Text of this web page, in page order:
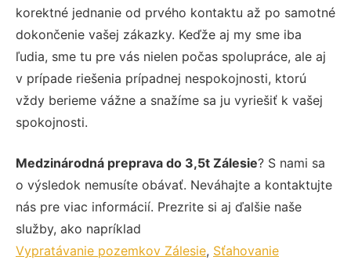
korektné jednanie od prvého kontaktu až po samotné
dokončenie vašej zákazky. Keďže aj my sme iba
ľudia, sme tu pre vás nielen počas spolupráce, ale aj
v prípade riešenia prípadnej nespokojnosti, ktorú
vždy berieme vážne a snažíme sa ju vyriešiť k vašej
spokojnosti.
Medzinárodná preprava do 3,5t Zálesie? S nami sa
o výsledok nemusíte obávať. Neváhajte a kontaktujte
nás pre viac informácií. Prezrite si aj ďalšie naše
služby, ako napríklad
Vypratávanie pozemkov Zálesie, Sťahovanie